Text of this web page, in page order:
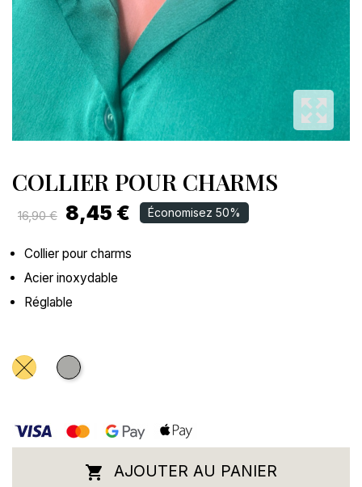
COLLIER POUR CHARMS
16,90 € 8,45 € Économisez 50%
Collier pour charms
Acier inoxydable
Réglable
Doré Argenté
 AJOUTER AU PANIER